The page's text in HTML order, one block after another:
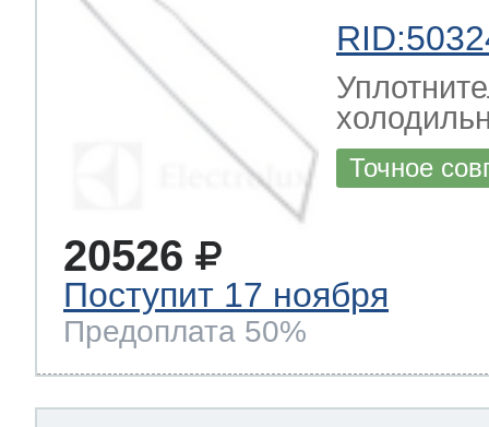
Точное
20526
Поступит 17 ноября
Предоплата 50%